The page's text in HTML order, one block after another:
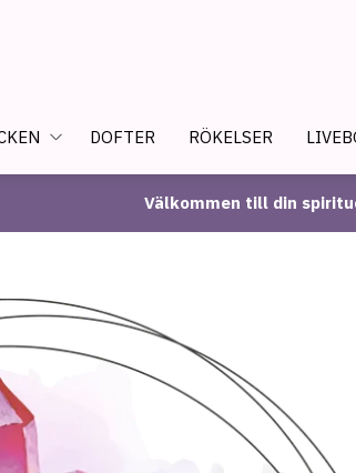
DOFTER RÖKELSER
Välkommen till din